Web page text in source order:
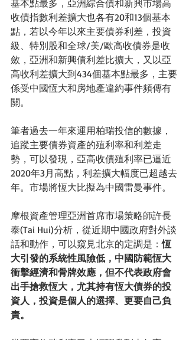
基本點最多，亞洲綜合債和新興市場高
收債指數利差擴大也各有20和13個基本
點，若以今年以來主要債券利差，投資
級、特別股和全球/美/歐高收債券是收
斂，亞洲和新興債利差比擴大，又以亞
高收利差擴大到434個基本點最多，主要
係受中國恆大和房地產違約事件頻傳有
關。
筆者過去一年來運用柏瑞投信的數據，
追蹤主要債券資產的殖利率和利差走
勢，可以發現，亞高收債殖利率已逼近
2020年3月高點，利差擴大幅度已超越去
年。市場將恆大比擬為中國雷曼事件。
摩根資產管理亞洲首席市場策略師許長
泰(Tai Hui)分析，從近期中國政府對外談
話和動作，可以窺見北京的定調是：恆
大引發的系統性風險低，中國防範恆大
衝擊經濟和骨牌效應，但不代表政府會
出手搶救恆大，尤其持有恆大債券的投
資人，投資是個人的選擇、更要自己負
責。